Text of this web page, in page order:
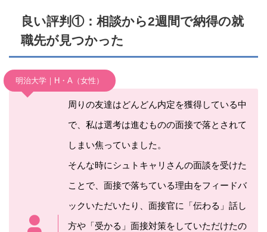
良い評判①：相談から2週間で納得の就
職先が見つかった
明治大学｜H・A（女性）
周りの友達はどんどん内定を獲得している中
で、私は選考は進むものの面接で落とされて
しまい焦っていました。
そんな時にシュトキャリさんの面談を受けた
ことで、面接で落ちている理由をフィードバ
ックいただいたり、面接官に「伝わる」話し
方や「受かる」面接対策をしていただけたの